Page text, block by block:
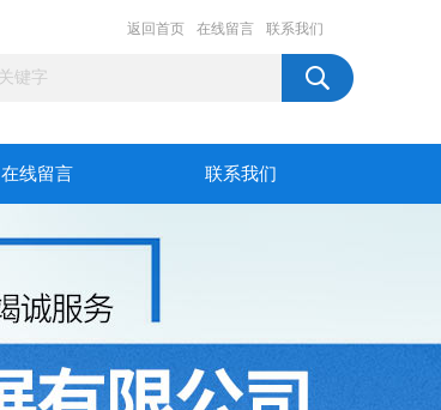
返回首页 在线留言 联系我们
在线留言 联系我们